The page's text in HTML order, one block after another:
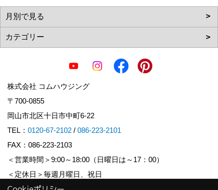
株式会社 コムハウジング
〒700-0855
岡山市北区十日市中町6-22
TEL： 0120-67-2102 / 086-223-2101
FAX：086-223-2103
＜営業時間＞9:00～18:00（日曜日は～17：00）
＜定休日＞毎週月曜日、祝日